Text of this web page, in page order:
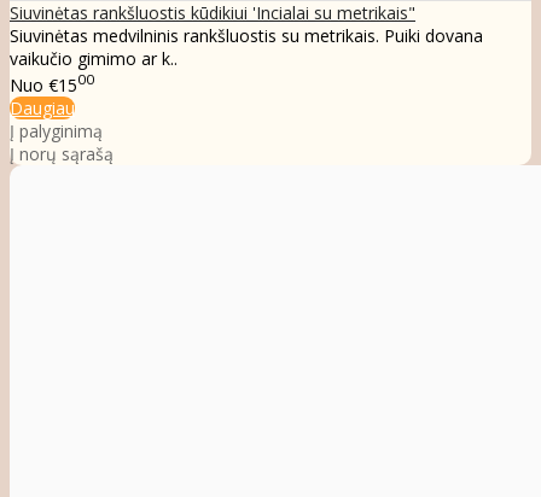
Siuvinėtas rankšluostis kūdikiui 'Incialai su metrikais"
Siuvinėtas medvilninis rankšluostis su metrikais. Puiki dovana
vaikučio gimimo ar k..
Nuo €1500
Daugiau
Į palyginimą
Į norų sąrašą